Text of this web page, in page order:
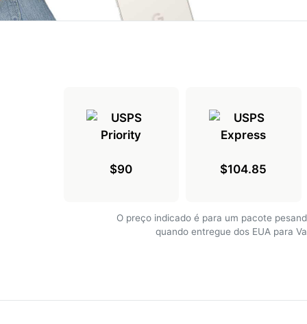
$90 $104.85
O preço indicado é para um pacote
quando entregue dos EUA para